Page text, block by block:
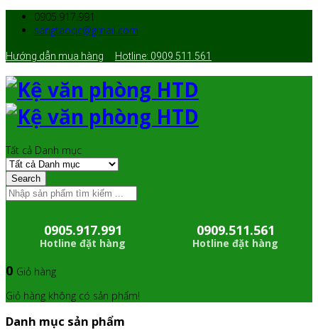
0905.917.991
sangtaoqc@gmail.com
Hướng dẫn mua hàng Hotline: 0909.511.561
Tất cả Danh mục
Search
0905.917.991
Hotline đặt hàng
0909.511.561
Hotline đặt hàng
0 Giỏ hàng
Giỏ hàng không có sản phẩm!
Danh mục sản phẩm